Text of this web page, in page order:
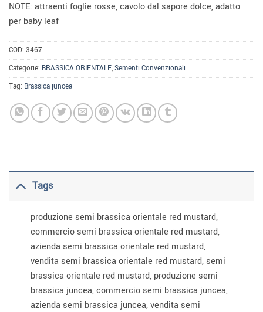
NOTE: attraenti foglie rosse, cavolo dal sapore dolce, adatto
per baby leaf
COD: 3467
Categorie: BRASSICA ORIENTALE,Sementi Convenzionali
Tag: Brassica juncea
Tags
produzione semi brassica orientale red mustard,
commercio semi brassica orientale red mustard,
azienda semi brassica orientale red mustard,
vendita semi brassica orientale red mustard, semi
brassica orientale red mustard, produzione semi
brassica juncea, commercio semi brassica juncea,
azienda semi brassica juncea, vendita semi